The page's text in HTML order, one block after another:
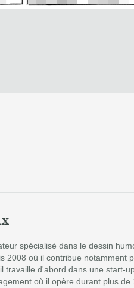
spécialisé dans le dessin
2008 où il contribue notamment
travaille d'abord dans une start-
où il opère durant plus de